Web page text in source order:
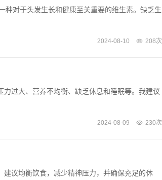
种对于头发生长和健康至关重要的维生素。缺乏生
2024-08-10 208次
过大、营养不均衡、缺乏休息和睡眠等。我建议
2024-08-09 230次
议均衡饮食，减少精神压力，并确保充足的休